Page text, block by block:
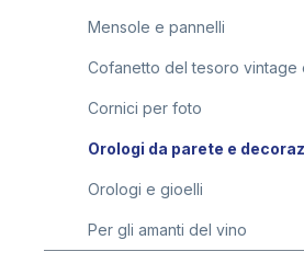
Mensole e pannelli
Cofanetto del tesoro vintage
Cornici per foto
Orologi da parete e
Orologi e gioelli
Per gli amanti del vino